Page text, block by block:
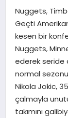
YAŞAM
Nuggets,
Geçti
kesen bir
Nuggets,
ederek seride
normal
Nikola Jokic,
çalmayla
takımını